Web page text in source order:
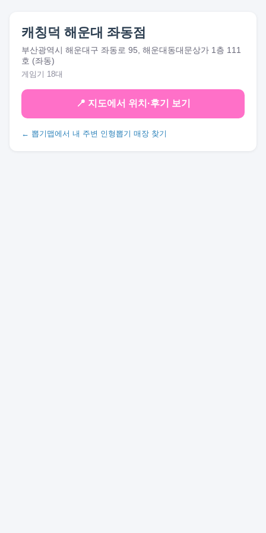
캐칭덕 해운대 좌동점
부산광역시 해운대구 좌동로 95, 해운대동대문상가 1층 111
호 (좌동)
게임기 18대
📍 지도에서 위치·후기 보기
← 뽑기맵에서 내 주변 인형뽑기 매장 찾기